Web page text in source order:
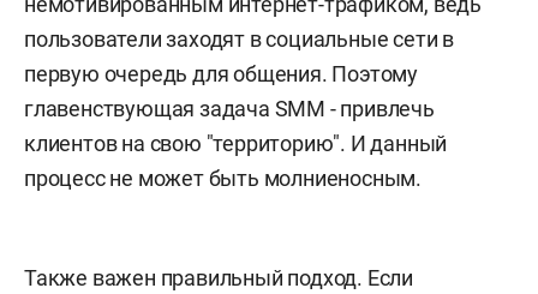
пользователи заходят в социальные сети в
первую очередь для общения. Поэтому
главенствующая задача SMM - привлечь
клиентов на свою "территорию". И данный
процесс не может быть молниеносным.
Также важен правильный подход. Если